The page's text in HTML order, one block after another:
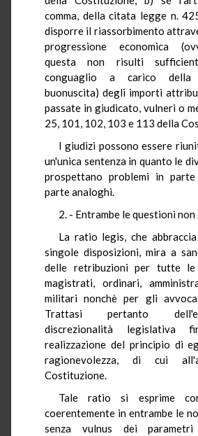
comma, della citata legge n.
disporre il riassorbimento
progressione economica
questa non risulti
conguaglio a carico
buonuscita) degli importi
passate in giudicato, vulneri o
25, 101, 102, 103 e 113 della
I giudizi possono essere
un'unica sentenza in quanto le
prospettano problemi in
parte analoghi.
2. - Entrambe le questioni
La ratio legis, che
singole disposizioni, mira a
delle retribuzioni per tutte
magistrati, ordinari,
militari nonchè per gli
Trattasi pertanto
discrezionalità legislativa
realizzazione del principio di
ragionevolezza, di cui
Costituzione.
Tale ratio si esprime
coerentemente in entrambe le
senza vulnus dei parametri